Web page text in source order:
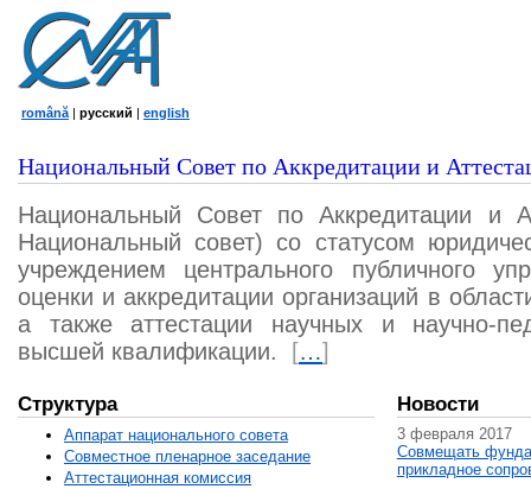
română | русский | english
Национальный Совет по Аккредитации и
Национальный Совет по Аккредитации и
Национальный совет) со статусом
учреждением центрального публичного
оценки и аккредитации организаций в
а также аттестации научных и научно-
высшей квалификации.
[…]
Структура
Аппарат национального совета
Совместное пленарное заседание
Аттестационная комисcия
Новости
3 февраля 2017
Совмещать
прикладное